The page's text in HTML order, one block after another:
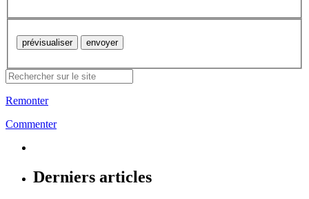
Remonter
Commenter
Derniers articles